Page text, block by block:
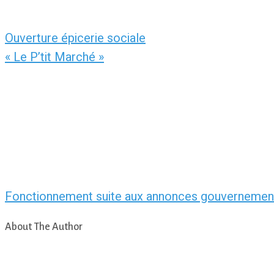
Ouverture épicerie sociale
« Le P’tit Marché »
Fonctionnement suite aux annonces
About The Author